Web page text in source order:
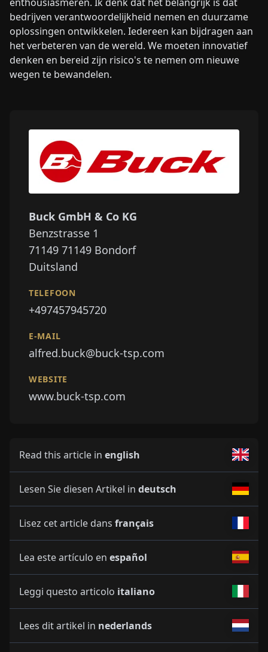
bedrijven verantwoordelijkheid nemen en duurzame
oplossingen ontwikkelen. Iedereen kan bijdragen aan
het verbeteren van de wereld. We moeten innovatief
denken en bereid zijn risico's te nemen om nieuwe
wegen te bewandelen.
Buck GmbH & Co KG
Benzstrasse 1
71149 71149 Bondorf
Duitsland
TELEFOON
+497457945720
E-MAIL
alfred.buck@buck-tsp.com
WEBSITE
www.buck-tsp.com
Read this article in english
Lesen Sie diesen Artikel in deutsch
Lisez cet article dans français
Lea este artículo en español
Leggi questo articolo italiano
Lees dit artikel in nederlands